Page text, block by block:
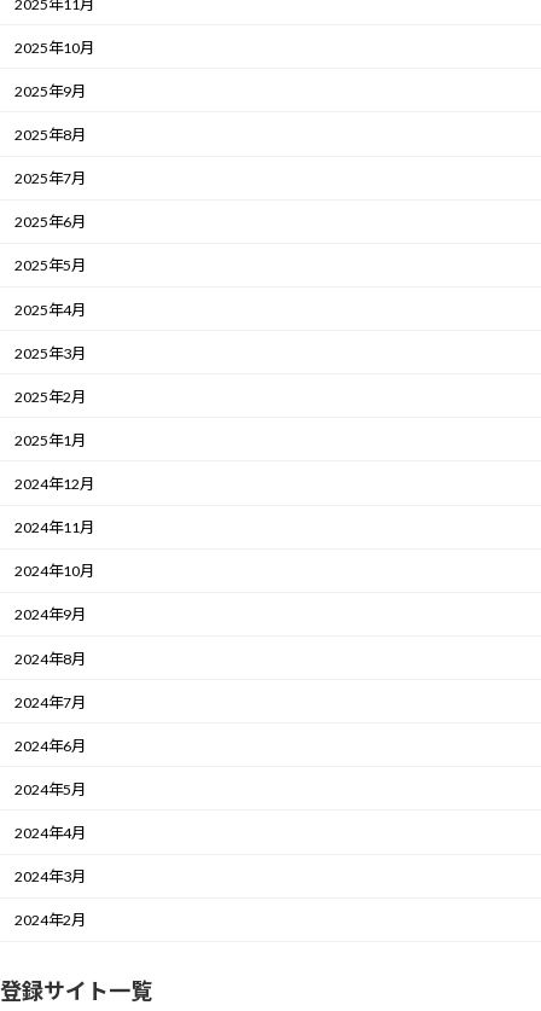
2025年11月
2025年10月
2025年9月
2025年8月
2025年7月
2025年6月
2025年5月
2025年4月
2025年3月
2025年2月
2025年1月
2024年12月
2024年11月
2024年10月
2024年9月
2024年8月
2024年7月
2024年6月
2024年5月
2024年4月
2024年3月
2024年2月
登録サイト一覧